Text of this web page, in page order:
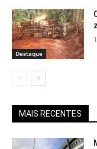
Destaque
MAIS RECENTES